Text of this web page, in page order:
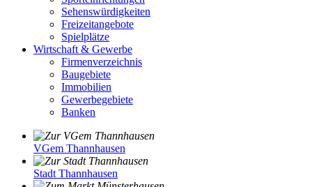
Sehenswürdigkeiten
Freizeitangebote
Spielplätze
Wirtschaft & Gewerbe
Firmenverzeichnis
Baugebiete
Immobilien
Gewerbegebiete
Banken
VGem Thannhausen
Stadt Thannhausen